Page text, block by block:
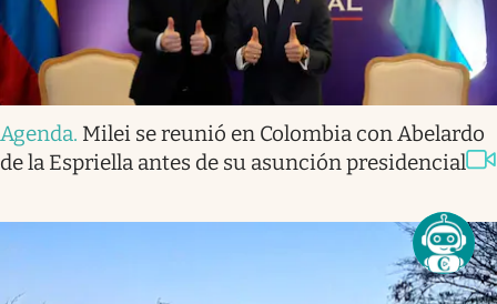
Agenda. Milei se reunió en Colombia con Abelardo
de la Espriella antes de su asunción presidencial